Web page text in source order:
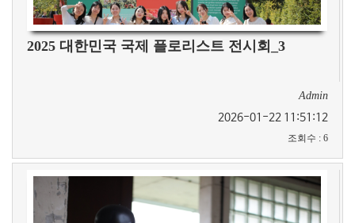
2025 대한민국 국제 플로리스트 전시회_3
Admin
2026-01-22 11:51:12
조회수 : 6